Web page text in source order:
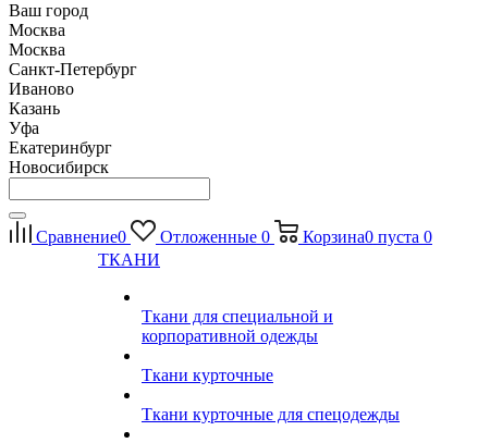
Ваш город
Москва
Москва
Санкт-Петербург
Иваново
Казань
Уфа
Екатеринбург
Новосибирск
Сравнение0 Отложенные 0 Корзина0 пуста 0
ТКАНИ
Ткани для специальной и
корпоративной одежды
Ткани курточные
Ткани курточные для спецодежды